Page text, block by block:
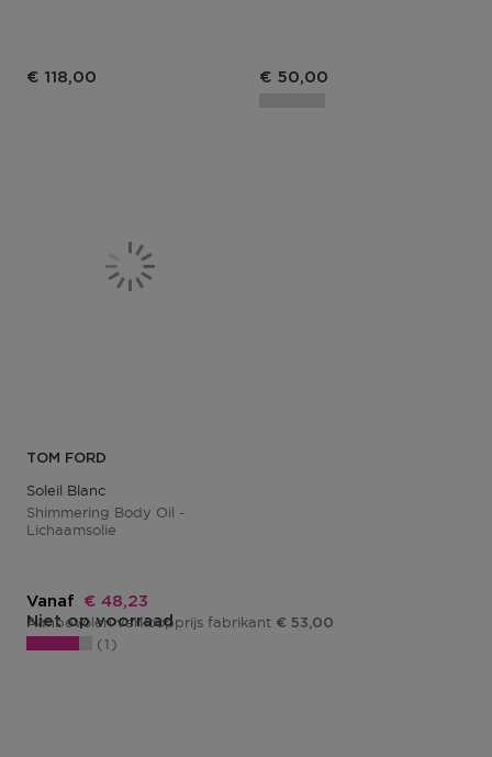
€ 118,00 € 50,00
Niet op voorraad
TOM FORD
Soleil Blanc
Shimmering Body Oil -
Lichaamsolie
Vanaf Kortingsprijs
€ 48,23
Aanbevolen verkoopprijs fabrikant € 53,00
1